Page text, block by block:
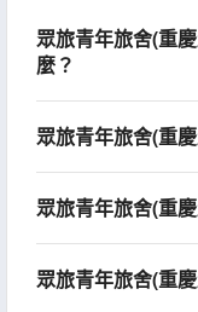
眾旅青年旅舍(重
麼？
眾旅青年旅舍(重
眾旅青年旅舍(重
眾旅青年旅舍(重